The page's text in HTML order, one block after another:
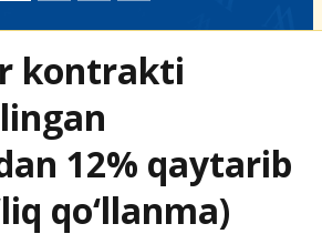
kontrakti
12% qaytarib
qo‘llanma)